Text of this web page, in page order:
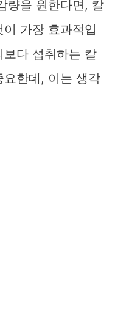
량을 원한다면, 칼
가장 효과적입
보다 섭취하는 칼
한데, 이는 생각